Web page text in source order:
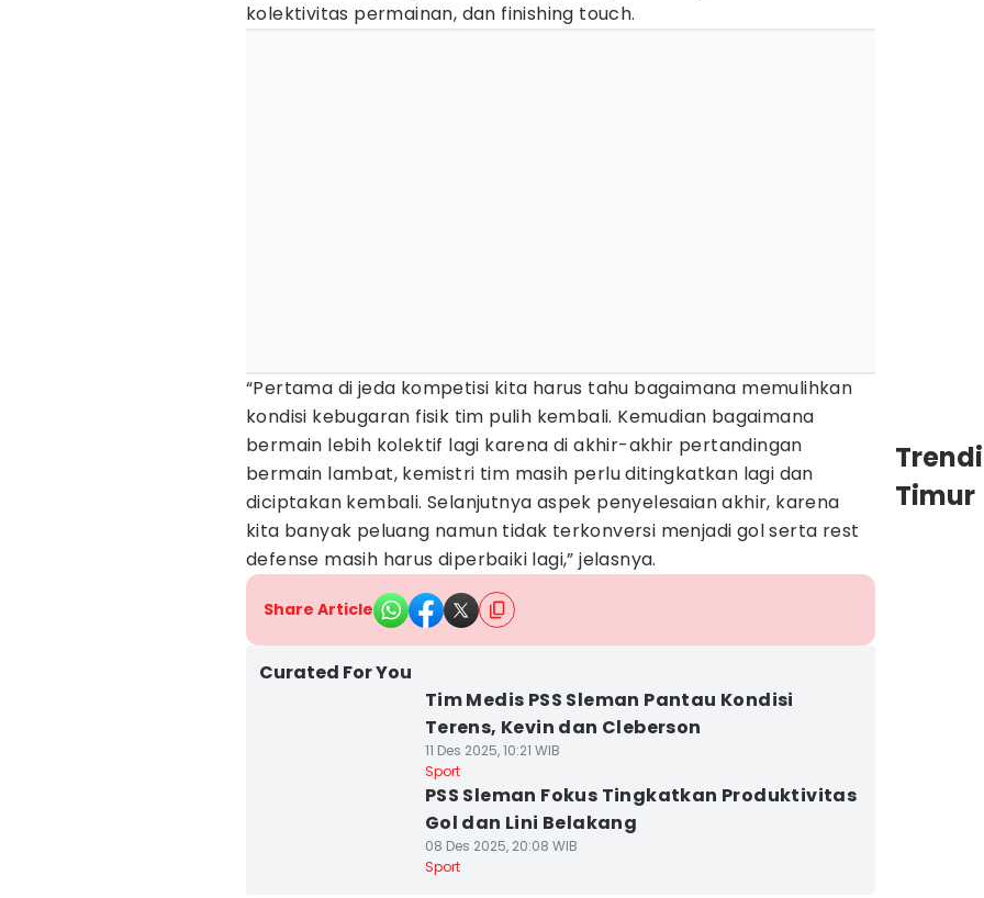
kolektivitas permainan, dan finishing touch.
“Pertama di jeda kompetisi kita harus tahu bagaimana memulihkan
kondisi kebugaran fisik tim pulih kembali. Kemudian bagaimana
bermain lebih kolektif lagi karena di akhir-akhir pertandingan
bermain lambat, kemistri tim masih perlu ditingkatkan lagi dan
diciptakan kembali. Selanjutnya aspek penyelesaian akhir, karena
kita banyak peluang namun tidak terkonversi menjadi gol serta rest
defense masih harus diperbaiki lagi,” jelasnya.
Share Article
Curated For You
Tim Medis PSS Sleman Pantau Kondisi
Terens, Kevin dan Cleberson
11 Des 2025, 10:21 WIB
Sport
PSS Sleman Fokus Tingkatkan Produktivitas
Gol dan Lini Belakang
08 Des 2025, 20:08 WIB
Sport
Timur